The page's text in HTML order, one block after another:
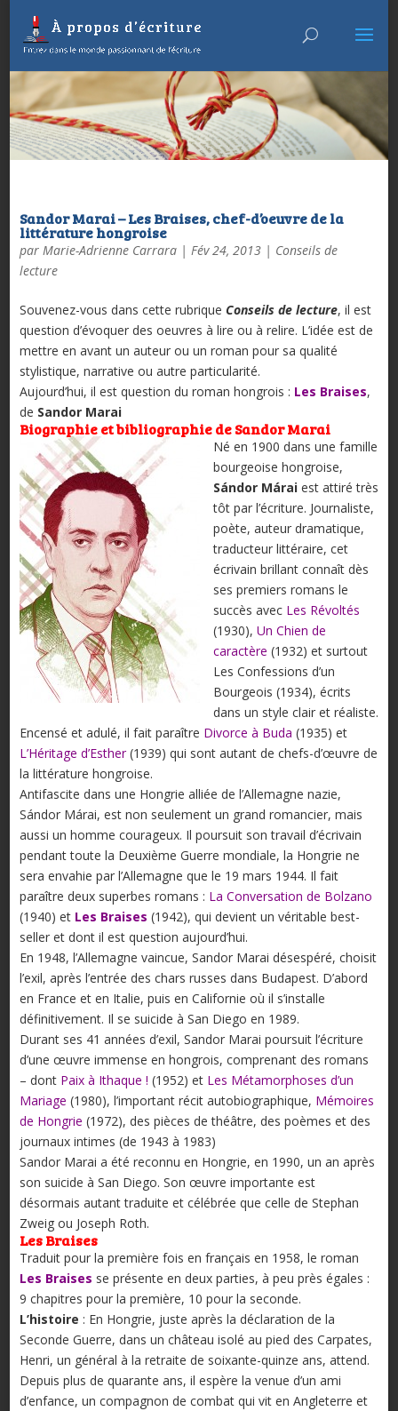
Sandor Marai – Les Braises, chef-d’oeuvre de la
littérature hongroise
par Marie-Adrienne Carrara| Fév 24, 2013| Conseils de
lecture
Souvenez-vous dans cette rubrique Conseils de lecture, il est
question d’évoquer des oeuvres à lire ou à relire. L’idée est de
mettre en avant un auteur ou un roman pour sa qualité
stylistique, narrative ou autre particularité.
Aujourd’hui, il est question du roman hongrois : Les Braises,
de Sandor Marai
Biographie et bibliographie de Sandor Marai
Né en 1900 dans une famille
bourgeoise hongroise,
Sándor Máraiest attiré très
tôt par l’écriture. Journaliste,
poète, auteur dramatique,
traducteur littéraire, cet
écrivain brillant connaît dès
ses premiers romans le
succès avec Les Révoltés
(1930), Un Chien de
caractère (1932) et surtout
Les Confessions d’un
Bourgeois (1934), écrits
dans un style clair et réaliste.
Encensé et adulé, il fait paraître Divorce à Buda (1935) et
L’Héritage d’Esther(1939) qui sont autant de chefs-d’œuvre de
la littérature hongroise.
Antifascite dans une Hongrie alliée de l’Allemagne nazie,
Sándor Márai, est non seulement un grand romancier, mais
aussi un homme courageux. Il poursuit son travail d’écrivain
pendant toute la Deuxième Guerre mondiale, la Hongrie ne
sera envahie par l’Allemagne que le 19 mars 1944. Il fait
paraître deux superbes romans : La Conversation de Bolzano
(1940) et Les Braises (1942), qui devient un véritable best-
seller et dont il est question aujourd’hui.
En 1948, l’Allemagne vaincue, Sandor Marai désespéré, choisit
l’exil, après l’entrée des chars russes dans Budapest. D’abord
en France et en Italie, puis en Californie où il s’installe
définitivement. Il se suicide à San Diego en 1989.
Durant ses 41 années d’exil, Sandor Marai poursuit l’écriture
d’une œuvre immense en hongrois, comprenant des romans
– dont Paix à Ithaque ! (1952) et Les Métamorphoses d’un
Mariage (1980), l’important récit autobiographique, Mémoires
de Hongrie (1972), des pièces de théâtre, des poèmes et des
journaux intimes (de 1943 à 1983)
Sandor Marai a été reconnu en Hongrie, en 1990, un an après
son suicide à San Diego. Son œuvre importante est
désormais autant traduite et célébrée que celle de Stephan
Zweig ou Joseph Roth.
Les Braises
Traduit pour la première fois en français en 1958, le roman
Les Braises se présente en deux parties, à peu près égales :
9 chapitres pour la première, 10 pour la seconde.
L’histoire : En Hongrie, juste après la déclaration de la
Seconde Guerre, dans un château isolé au pied des Carpates,
Henri, un général à la retraite de soixante-quinze ans, attend.
Depuis plus de quarante ans, il espère la venue d’un ami
d’enfance, un compagnon de combat qui vit en Angleterre et